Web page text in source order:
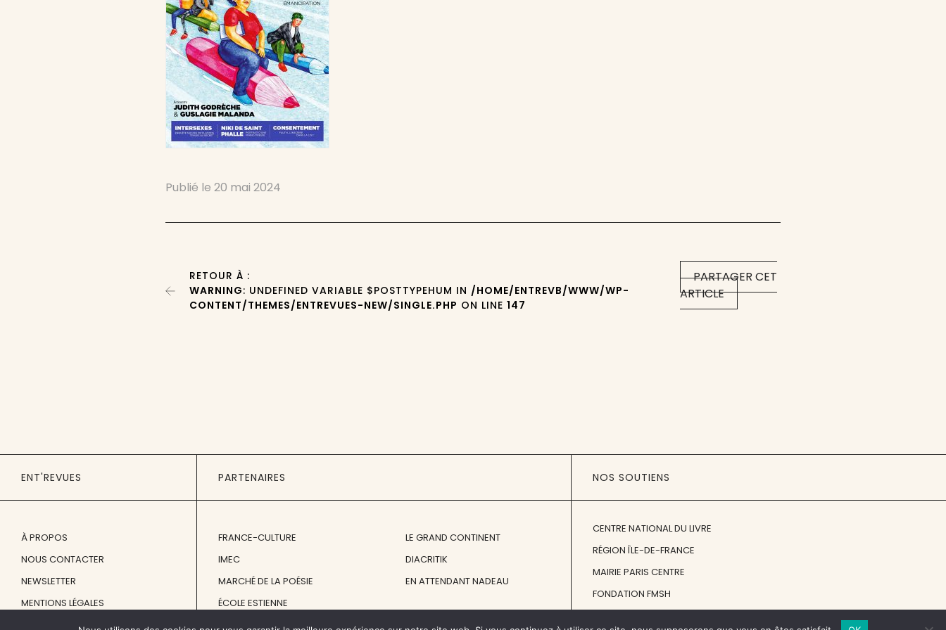
Publié le20 mai 2024
PARTAGER CET
ARTICLE
RETOUR À :
WARNING: UNDEFINED VARIABLE $POSTTYPEHUM IN /HOME/ENTREVB/WWW/WP-
CONTENT/THEMES/ENTREVUES-NEW/SINGLE.PHP ON LINE147
ENT'REVUES
À PROPOS
NOUS CONTACTER
NEWSLETTER
MENTIONS LÉGALES
PARTENAIRES
FRANCE-CULTURE
IMEC
MARCHÉ DE LA POÉSIE
ÉCOLE ESTIENNE
LE GRAND CONTINENT
DIACRITIK
EN ATTENDANT NADEAU
NOS SOUTIENS
CENTRE NATIONAL DU LIVRE
RÉGION ÎLE-DE-FRANCE
MAIRIE PARIS CENTRE
FONDATION FMSH